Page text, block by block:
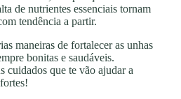
de nutrientes essenciais tornam
tendência a partir.
maneiras de fortalecer as unhas
bonitas e saudáveis.
cuidados que te vão ajudar a